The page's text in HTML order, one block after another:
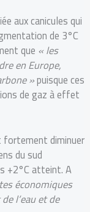
aux canicules qui
de 3°C
que « les
en Europe,
»puisque ces
de gaz à effet
fortement diminuer
du sud
+2°C atteint. A
économiques
l’eau et de